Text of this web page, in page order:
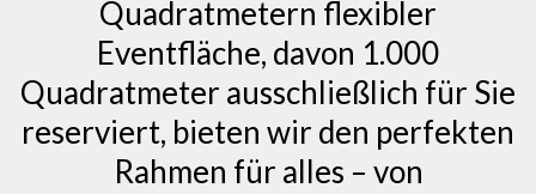
Quadratmetern flexibler
Eventfläche, davon 1.000
Quadratmeter ausschließlich für Sie
reserviert, bieten wir den perfekten
Rahmen für alles – von